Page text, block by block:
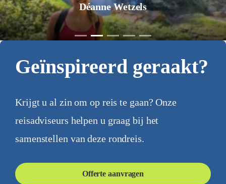
Jurgen Pol
Geïnspireerd geraakt?
Krijgt u al zin om op reis te gaan? Onze
reisadviseurs helpen u graag bij het
samenstellen van deze rondreis.
Offerte aanvragen